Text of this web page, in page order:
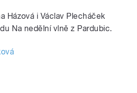
Házová i Václav Plecháček
Na nedělní vlně z Pardubic.